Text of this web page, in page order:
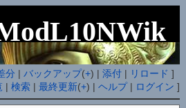
分 |バックアップ(+) |添付 | リロード ]
|検索 |最終更新(+) |ヘルプ| ログイン ]